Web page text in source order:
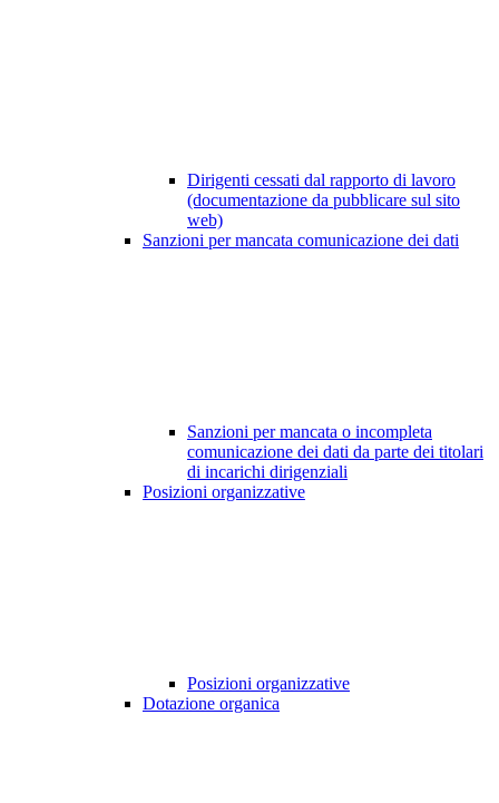
Dirigenti cessati dal rapporto di lavoro
(documentazione da pubblicare sul sito
web)
Sanzioni per mancata comunicazione dei dati
Sanzioni per mancata o incompleta
comunicazione dei dati da parte dei titolari
di incarichi dirigenziali
Posizioni organizzative
Posizioni organizzative
Dotazione organica